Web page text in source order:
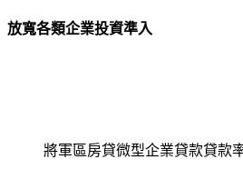
放寬各類企業投資準入
將軍區房貸微型企業貸款貸款